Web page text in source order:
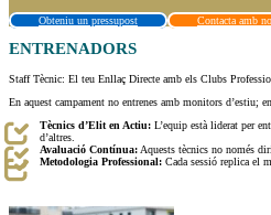
Obteniu un pressupost Contacta amb
ENTRENADORS
Staff Tècnic: El teu Enllaç Directe amb els Clubs
En aquest campament no entrenes amb monitors d’estiu;
Tècnics d’Elit en Actiu: L’equip està liderat per
d’altres.
Avaluació Contínua: Aquests tècnics no només
Metodologia Professional: Cada sessió replica el